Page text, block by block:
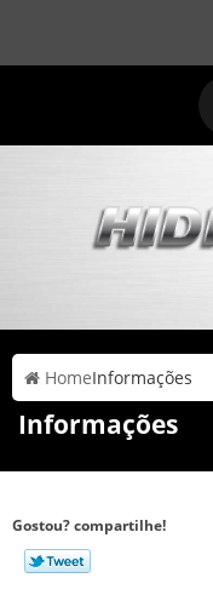
HomeInformações
Informações
Gostou? compartilhe!